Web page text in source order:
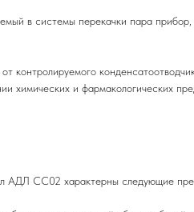
в системы перекачки пара прибор,
химических и фармакологических
АДЛ CC02 характерны следующие